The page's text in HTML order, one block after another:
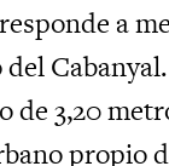
a
de 3,20
propio